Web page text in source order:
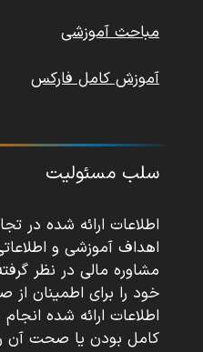
مباحث آموزشی
آموزش کامل فارکس
سلب مسئولیت
اطلاعات ارائه شده در
اهداف آموزشی و
مشاوره مالی در نظر
خود را برای اطمینان
اطلاعات ارائه شده
کامل بودن یا صحت آن